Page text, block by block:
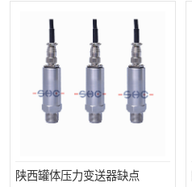
陕西罐体压力变送器缺点